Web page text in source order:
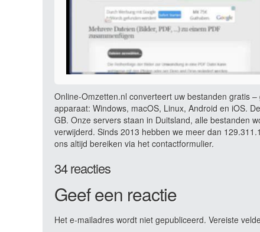
Online-Omzetten.nl converteert uw bestanden gratis
apparaat: Windows, macOS, Linux, Android en iOS.
GB. Onze servers staan in Duitsland, alle bestanden
verwijderd. Sinds 2013 hebben we meer dan
ons altijd bereiken via het contactformulier.
34 reacties
Geef een reactie
Het e-mailadres wordt niet gepubliceerd. Vereiste